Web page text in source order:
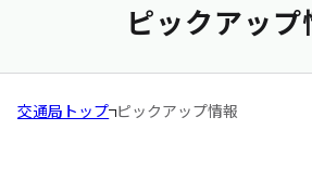
ピックアップ
交通局トップ ピックアップ情報